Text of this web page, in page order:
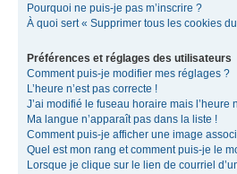
Pourquoi ne puis-je pas m’inscrire ?
À quoi sert « Supprimer tous les cookies
Préférences et réglages des utilisateurs
Comment puis-je modifier mes réglages ?
L’heure n’est pas correcte !
J’ai modifié le fuseau horaire mais l’heure
Ma langue n’apparaît pas dans la liste !
Comment puis-je afficher une image
Quel est mon rang et comment puis-je le
Lorsque je clique sur le lien de courriel